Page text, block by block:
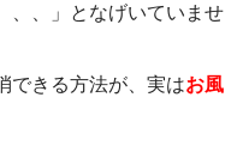
、、」となげいていませ
できる方法が、実はお風